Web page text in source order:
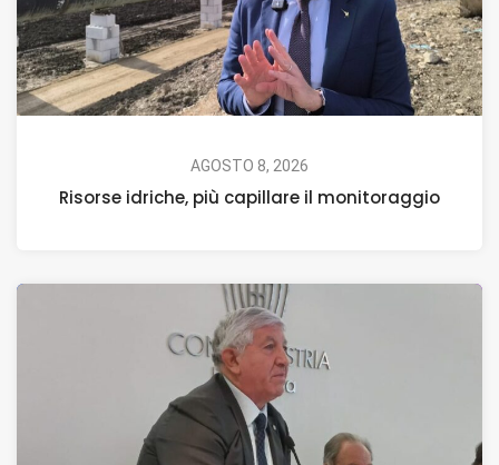
AGOSTO 8, 2026
Risorse idriche, più capillare il monitoraggio